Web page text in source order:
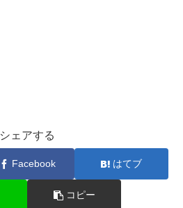
シェアする
Facebook はてブ
コピー